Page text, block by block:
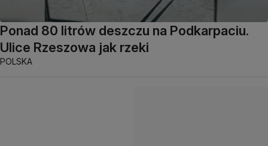
Ponad 80 litrów deszczu na Podkarpaciu.
Ulice Rzeszowa jak rzeki
POLSKA